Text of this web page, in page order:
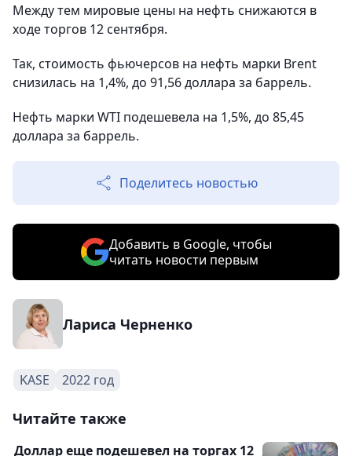
Между тем мировые цены на нефть снижаются в
ходе торгов 12 сентября.
Так, стоимость фьючерсов на нефть марки Brent
снизилась на 1,4%, до 91,56 доллара за баррель.
Нефть марки WTI подешевела на 1,5%, до 85,45
доллара за баррель.
Поделитесь новостью
Добавить в Google, чтобы
читать новости первым
Лариса Черненко
KASE 2022 год
Читайте также
Доллар еще подешевел на торгах 12